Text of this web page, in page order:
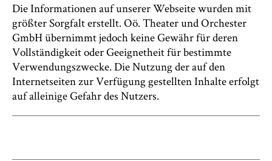
Die Informationen auf unserer Webseite wurden mit
größter Sorgfalt erstellt. Oö. Theater und Orchester
GmbH übernimmt jedoch keine Gewähr für deren
Vollständigkeit oder Geeignetheit für bestimmte
Verwendungszwecke. Die Nutzung der auf den
Internetseiten zur Verfügung gestellten Inhalte erfolgt
auf alleinige Gefahr des Nutzers.